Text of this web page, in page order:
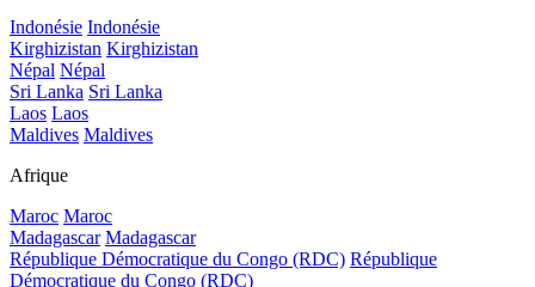
Indonésie Indonésie
Kirghizistan Kirghizistan
Népal Népal
Sri Lanka Sri Lanka
Laos Laos
Maldives Maldives
Afrique
Maroc Maroc
Madagascar Madagascar
République Démocratique du Congo (RDC) République
Démocratique du Congo (RDC)